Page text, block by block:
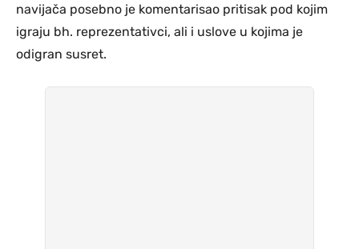
navijača posebno je komentarisao pritisak pod kojim
igraju bh. reprezentativci, ali i uslove u kojima je
odigran susret.